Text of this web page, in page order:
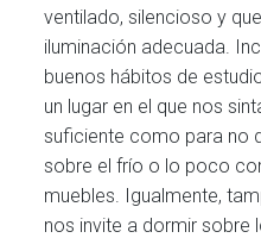
ventilado, silencioso y
iluminación adecuada.
buenos hábitos de
un lugar en el que nos
suficiente como para no
sobre el frío o lo poco
muebles. Igualmente,
nos invite a dormir sobre